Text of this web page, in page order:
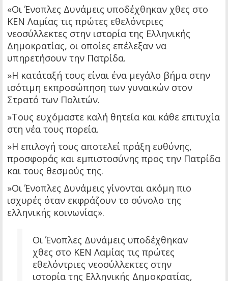
«Οι Ένοπλες Δυνάμεις υποδέχθηκαν χθες στο
ΚΕΝ Λαμίας τις πρώτες εθελόντριες
νεοσύλλεκτες στην ιστορία της Ελληνικής
Δημοκρατίας, οι οποίες επέλεξαν να
υπηρετήσουν την Πατρίδα.
»Η κατάταξή τους είναι ένα μεγάλο βήμα στην
ισότιμη εκπροσώπηση των γυναικών στον
Στρατό των Πολιτών.
»Τους ευχόμαστε καλή θητεία και κάθε επιτυχία
στη νέα τους πορεία.
»Η επιλογή τους αποτελεί πράξη ευθύνης,
προσφοράς και εμπιστοσύνης προς την Πατρίδα
και τους θεσμούς της.
»Οι Ένοπλες Δυνάμεις γίνονται ακόμη πιο
ισχυρές όταν εκφράζουν το σύνολο της
ελληνικής κοινωνίας».
Οι Ένοπλες Δυνάμεις υποδέχθηκαν
χθες στο ΚΕΝ Λαμίας τις πρώτες
εθελόντριες νεοσύλλεκτες στην
ιστορία της Ελληνικής Δημοκρατίας,